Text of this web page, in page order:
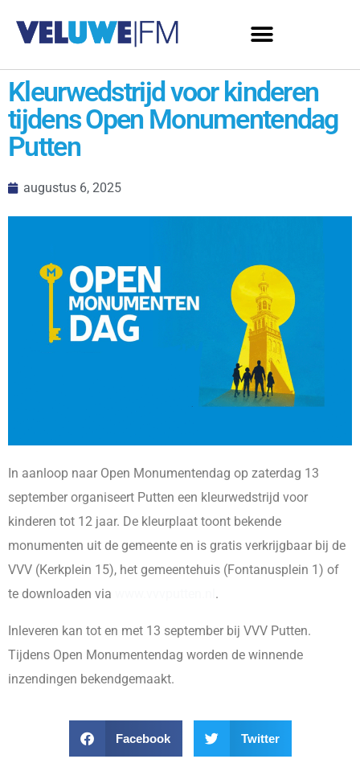
Kleurwedstrijd voor kinderen
tijdens Open Monumentendag
Putten
augustus 6, 2025
In aanloop naar Open Monumentendag op zaterdag 13
september organiseert Putten een kleurwedstrijd voor
kinderen tot 12 jaar. De kleurplaat toont bekende
monumenten uit de gemeente en is gratis verkrijgbaar bij de
VVV (Kerkplein 15), het gemeentehuis (Fontanusplein 1) of
te downloaden via
.
Inleveren kan tot en met 13 september bij VVV Putten.
Tijdens Open Monumentendag worden de winnende
inzendingen bekendgemaakt.
Facebook Twitter